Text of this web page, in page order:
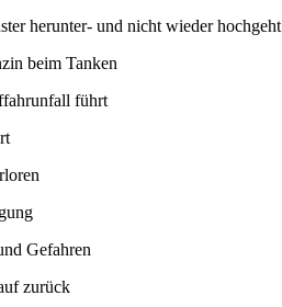
herunter- und nicht wieder hochgeht
beim Tanken
führt
Gefahren
zurück